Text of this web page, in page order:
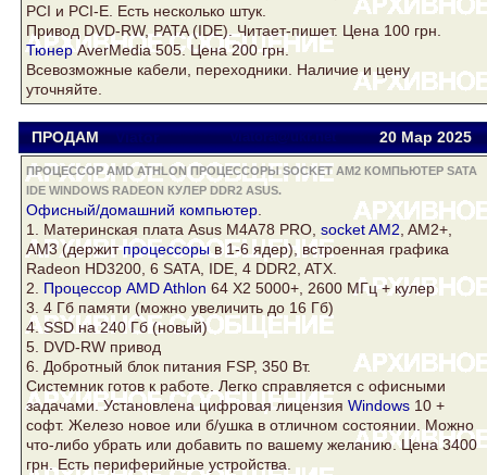
PCI и PCI-E. Есть несколько штук.
Привод DVD-RW, PATA (IDE). Читает-пишет. Цена 100 грн.
ТюнерAverMedia 505. Цена 200 грн.
Всевозможные кабели, переходники. Наличие и цену
уточняйте.
ПРОДАМ Viator viatora@ukr.net 20 Мар2025
ПРОЦЕССОР AMD ATHLON ПРОЦЕССОРЫ SOCKET AM2 КОМПЬЮТЕР SATA
IDE WINDOWS RADEON КУЛЕР DDR2 ASUS.
Офисный/домашний компьютер
1. Материнская плата Asus M4A78 PRO, socket AM2 , AM2+,
AM3 (держитпроцессорыв 1-6 ядер), встроенная графика
Radeon HD3200, 6 SATA, IDE, 4 DDR2 , ATX.
2. Процессор AMD Athlon 64 Х2 5000+, 2600 МГц +кулер
3. 4 Гб памяти (можно увеличить до 16 Гб)
4. SSD на 240 Гб (новый)
5. DVD-RW привод
6. Добротный блок питания FSP, 350 Вт.
Системник готов к работе. Легко справляется с офисными
задачами. Установлена цифровая лицензия Windows 10 +
софт. Железо новое или б/ушка в отличном состоянии. Можно
что-либо убрать или добавить по вашему желанию. Цена 3400
грн. Есть периферийные устройства.